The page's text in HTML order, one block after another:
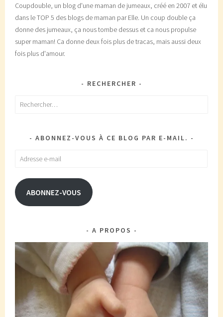
Coupdouble, un blog d'une maman de jumeaux, créé en 2007 et élu
dans le TOP 5 des blogs de maman par Elle. Un coup double ça
donne des jumeaux, ça nous tombe dessus et ca nous propulse
super maman! Ca donne deux fois plus de tracas, mais aussi deux
fois plus d'amour.
RECHERCHER
Rechercher :
ABONNEZ-VOUS À CE BLOG PAR E-MAIL.
Adresse
mail
ABONNEZ-VOUS
A PROPOS